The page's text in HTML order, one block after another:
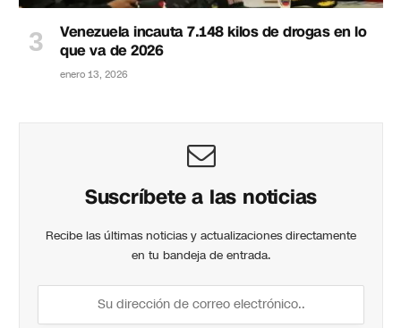
Venezuela incauta 7.148 kilos de drogas en lo
que va de 2026
enero 13, 2026
Suscríbete a las noticias
Recibe las últimas noticias y actualizaciones directamente
en tu bandeja de entrada.